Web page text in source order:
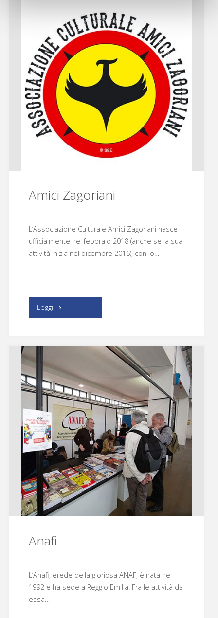
associazioni"
Amici Zagoriani
L’Associazione Culturale Amici Zagoriani nasce
ufficialmente nel febbraio 2018 (anche se la sua
attività inizia nel dicembre 2016), con lo…
Leggi "Amici
Anafi
L’Anafi, erede della gloriosa ANAF, è nata nel
1992 e ha sede a Reggio Emilia. Fra le attività da
essa…